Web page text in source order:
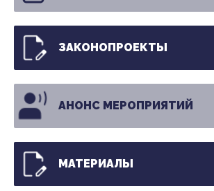
ЗАКОНОПРОЕКТЫ
АНОНС МЕРОПРИЯТИЙ
МАТЕРИАЛЫ